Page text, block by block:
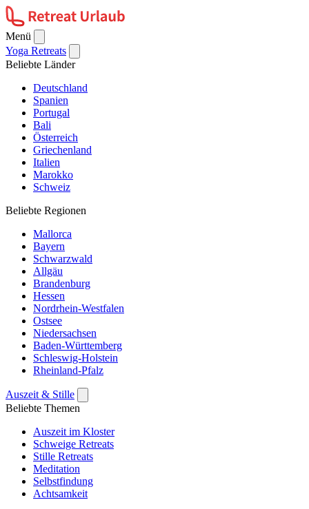
Menü
Yoga Retreats
Beliebte Länder
Deutschland
Spanien
Portugal
Bali
Österreich
Griechenland
Italien
Marokko
Schweiz
Beliebte Regionen
Mallorca
Bayern
Schwarzwald
Allgäu
Brandenburg
Hessen
Nordrhein-Westfalen
Ostsee
Niedersachsen
Baden-Württemberg
Schleswig-Holstein
Rheinland-Pfalz
Auszeit & Stille
Beliebte Themen
Auszeit im Kloster
Schweige Retreats
Stille Retreats
Meditation
Selbstfindung
Achtsamkeit